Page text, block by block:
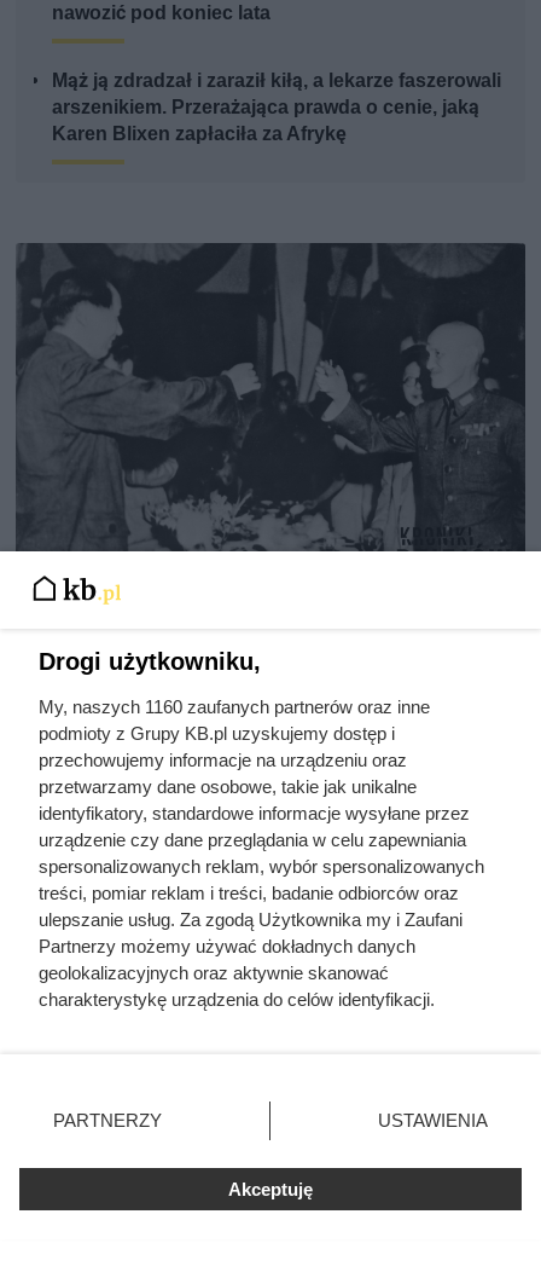
nawozić pod koniec lata
Mąż ją zdradzał i zaraził kiłą, a lekarze faszerowali
arszenikiem. Przerażająca prawda o cenie, jaką
Karen Blixen zapłaciła za Afrykę
Doprowadził do śmierci większej
liczby ludzi niż Hitler i Stalin
razem wzięci. Mimo to czczą go
jako bohatera
Uzbroił bolszewików, by ratować
miasto. Nie przewidział, do czego
użyją tej broni
Drogi użytkowniku,
My, naszych 1160 zaufanych partnerów oraz inne
podmioty z Grupy KB.pl uzyskujemy dostęp i
przechowujemy informacje na urządzeniu oraz
przetwarzamy dane osobowe, takie jak unikalne
identyfikatory, standardowe informacje wysyłane przez
urządzenie czy dane przeglądania w celu zapewniania
spersonalizowanych reklam, wybór spersonalizowanych
treści, pomiar reklam i treści, badanie odbiorców oraz
ulepszanie usług. Za zgodą Użytkownika my i Zaufani
Partnerzy możemy używać dokładnych danych
geolokalizacyjnych oraz aktywnie skanować
charakterystykę urządzenia do celów identyfikacji.
zmienić/wycofać klikając przycisk ustawień prywatności
znajdujący się w lewym dolnym rogu strony. Niektóre
użytkownika, ale masz prawo sprzeciwić się takiemu
przetwarzaniu. Preferencje będą miały zastosowania tylko
PARTNERZY USTAWIENIA
Akceptuję